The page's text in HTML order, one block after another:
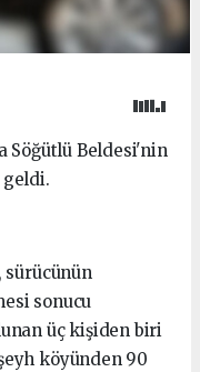
Söğütlü Beldesi'nin
geldi.
sürücünün
sonucu
üç kişiden biri
köyünden 90